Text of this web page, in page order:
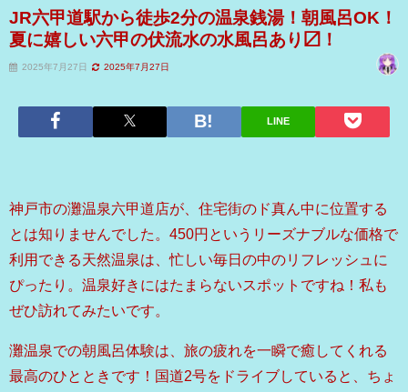
JR六甲道駅から徒歩2分の温泉銭湯！朝風呂OK！
夏に嬉しい六甲の伏流水の水風呂あり〼！
2025年7月27日 2025年7月27日
LINE
神戸市の灘温泉六甲道店が、住宅街のド真ん中に位置する
とは知りませんでした。450円というリーズナブルな価格で
利用できる天然温泉は、忙しい毎日の中のリフレッシュに
ぴったり。温泉好きにはたまらないスポットですね！私も
ぜひ訪れてみたいです。
灘温泉での朝風呂体験は、旅の疲れを一瞬で癒してくれる
最高のひとときです！国道2号をドライブしていると、ちょ